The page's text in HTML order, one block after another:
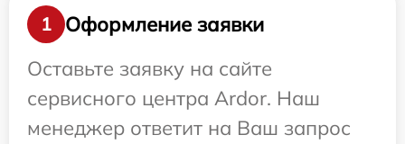
1
Оформление заявки
Оставьте заявку на сайте
сервисного центра Ardor. Наш
менеджер ответит на Ваш запрос